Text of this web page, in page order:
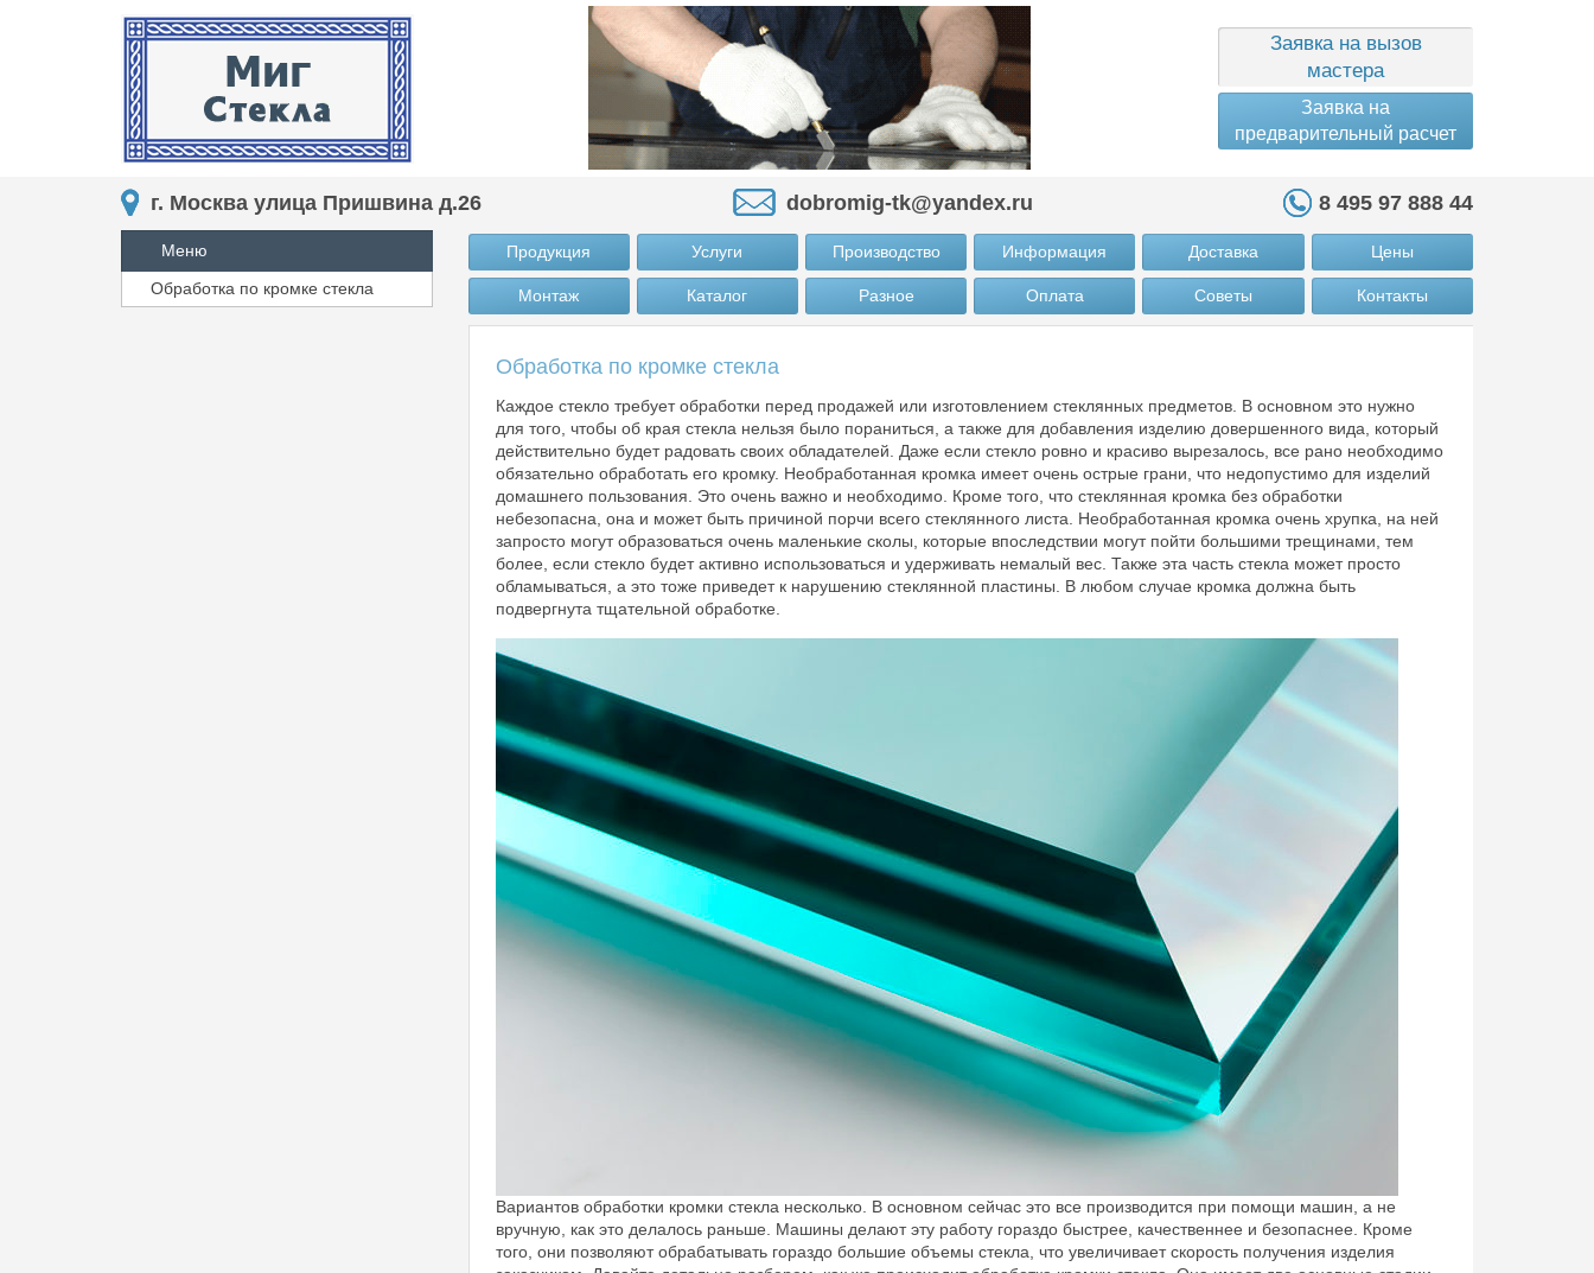
Заявка на вызов
мастера
Заявка на
предварительный расчет
г. Москва улица Пришвина д.26 dobromig-tk@yandex.ru 8 495 97 888 44
Меню
Обработка по кромке стекла
Продукция Услуги Производство Информация Доставка Цены
Монтаж Каталог Разное Оплата Советы Контакты
Обработка по кромке стекла
Каждое стекло требует обработки перед продажей или изготовлением стеклянных предметов. В основном это нужно
для того, чтобы об края стекла нельзя было пораниться, а также для добавления изделию довершенного вида, который
действительно будет радовать своих обладателей. Даже если стекло ровно и красиво вырезалось, все рано необходимо
обязательно обработать его кромку. Необработанная кромка имеет очень острые грани, что недопустимо для изделий
домашнего пользования. Это очень важно и необходимо. Кроме того, что стеклянная кромка без обработки
небезопасна, она и может быть причиной порчи всего стеклянного листа. Необработанная кромка очень хрупка, на ней
запросто могут образоваться очень маленькие сколы, которые впоследствии могут пойти большими трещинами, тем
более, если стекло будет активно использоваться и удерживать немалый вес. Также эта часть стекла может просто
обламываться, а это тоже приведет к нарушению стеклянной пластины. В любом случае кромка должна быть
подвергнута тщательной обработке.
Вариантов обработки кромки стекла несколько. В основном сейчас это все производится при помощи машин, а не
вручную, как это делалось раньше. Машины делают эту работу гораздо быстрее, качественнее и безопаснее. Кроме
того, они позволяют обрабатывать гораздо большие объемы стекла, что увеличивает скорость получения изделия